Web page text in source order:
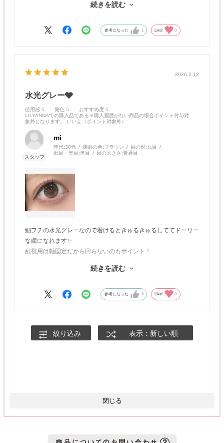
で、ずっと可愛い状態が維持できます🫧
続きを読む
参考になった 1 Like! 0
2026.2.12
水光グレー🩶
使用感:5 発色:5 おすすめ度:5
LILYANNAでの購入品である※購入履歴がない商品の場合ポイント付与対
象外となります。
:いいえ（ポイント対象外）
mi
年代:30代 裸眼の色:ブラウン 目の形:丸目
出目・奥目:奥目 目の大きさ:普通目
細フチの水光グレーなので着けるときゅるきゅるしててドーリー
な瞳になれます✨
乱視用は軸固定だから回らないのもポイント！
茶目なのでグレーのカラコンはあまり似合わないのですが、同じ
続きを読む
参考になった 0 Like! 0
絞り込み 表示：新しい順
閉じる